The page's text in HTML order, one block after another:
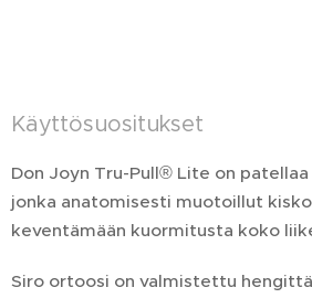
Käyttösuositukset
Don Joyn Tru-Pull® Lite on
jonka anatomisesti muotoillut
keventämään kuormitusta koko
Siro ortoosi on valmistettu